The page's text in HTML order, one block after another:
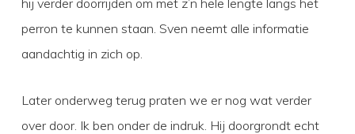
hij verder doorrijden om met z’n hele lengte langs het
perron te kunnen staan. Sven neemt alle informatie
aandachtig in zich op.
Later onderweg terug praten we er nog wat verder
over door. Ik ben onder de indruk. Hij doorgrondt echt